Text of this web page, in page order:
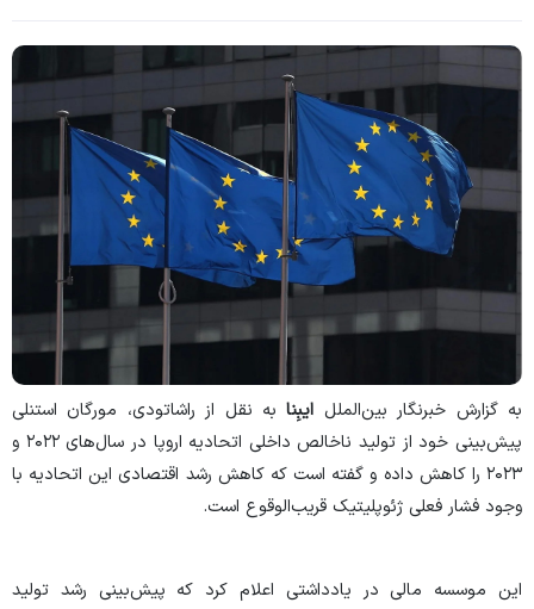
به گزارش خبرنگار بین‌الملل ایبِنابه نقل از راشاتودی، مورگان استنلی
پیش‌بینی خود از تولید ناخالص داخلی اتحادیه اروپا در سال‌های ۲۰۲۲ و
۲۰۲۳ را کاهش داده و گفته است که کاهش رشد اقتصادی این اتحادیه با
وجود فشار فعلی ژئوپلیتیک قریب‌الوقوع است.
این موسسه مالی در یادداشتی اعلام کرد که پیش‌بینی رشد تولید